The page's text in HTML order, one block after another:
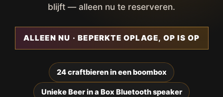
blijft — alleen nu te reserveren.
ALLEEN NU · BEPERKTE OPLAGE, OP IS OP
24 craftbieren in een boombox
Unieke Beer in a Box Bluetooth speaker